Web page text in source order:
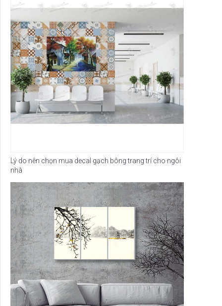
Lý do nên chọn mua decal gạch bông trang trí cho ngôi
nhà